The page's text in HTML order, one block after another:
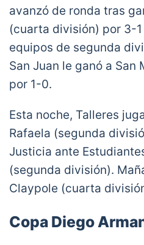
avanzó de ronda tras
(cuarta división) por 3-
equipos de segunda
San Juan le ganó a San
por 1-0.
Esta noche, Talleres
Rafaela (segunda
Justicia ante
(segunda división).
Claypole (cuarta
Copa Diego